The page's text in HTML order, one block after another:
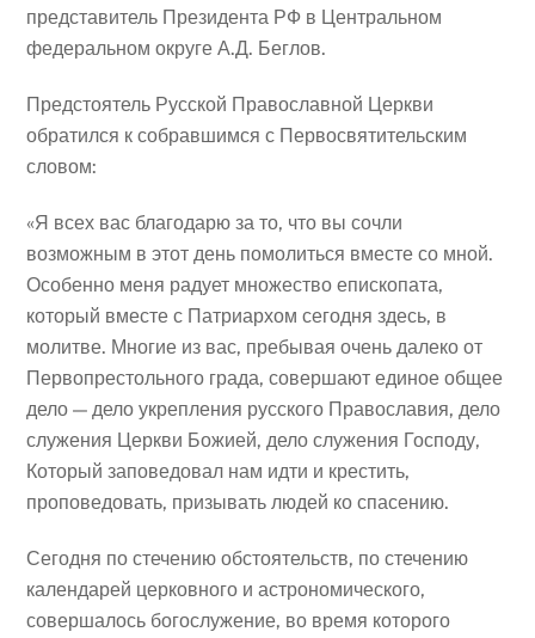
представитель Президента РФ в Центральном
федеральном округе А.Д. Беглов.
Предстоятель Русской Православной Церкви
обратился к собравшимся с Первосвятительским
словом:
«Я всех вас благодарю за то, что вы сочли
возможным в этот день помолиться вместе со мной.
Особенно меня радует множество епископата,
который вместе с Патриархом сегодня здесь, в
молитве. Многие из вас, пребывая очень далеко от
Первопрестольного града, совершают единое общее
дело — дело укрепления русского Православия, дело
служения Церкви Божией, дело служения Господу,
Который заповедовал нам идти и крестить,
проповедовать, призывать людей ко спасению.
Сегодня по стечению обстоятельств, по стечению
календарей церковного и астрономического,
совершалось богослужение, во время которого